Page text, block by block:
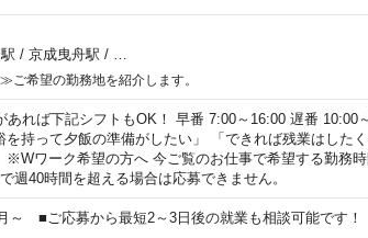
/ 京成曳舟駅 /
希望の勤務地を紹介します。
れば下記シフトもOK！ 早番 7:00～16:00 遅番 10:00
を持って夕飯の準備がしたい」 「できれば残業はしたく
ワーク希望の方へ 今ご覧のお仕事で希望する勤務時
週40時間を超える場合は応募できません。
～ ■ご応募から最短2～3日後の就業も相談可能です！